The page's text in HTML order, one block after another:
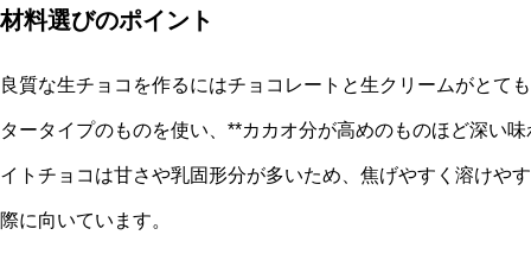
材料選びのポイント
良質な生チョコを作るにはチョコレートと生クリームがとて
タータイプのものを使い、**カカオ分が高めのものほど深い
イトチョコは甘さや乳固形分が多いため、焦げやすく溶けや
際に向いています。